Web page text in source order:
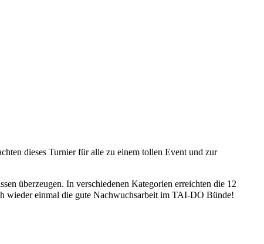
dieses Turnier für alle zu einem tollen Event und zur
überzeugen. In verschiedenen Kategorien erreichten die 12
wieder einmal die gute Nachwuchsarbeit im TAI-DO Bünde!